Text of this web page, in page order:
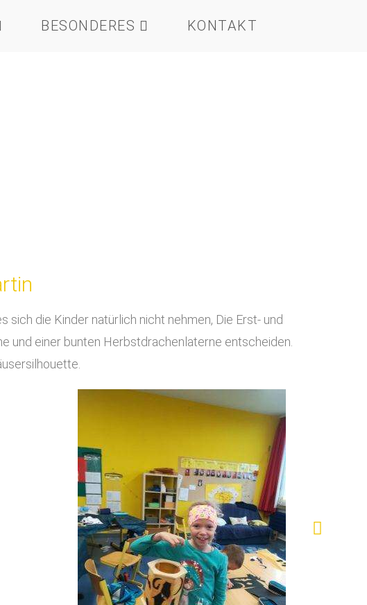
BESONDERES KONTAKT
die Kinder natürlich nicht nehmen, Die Erst- und
und einer bunten Herbstdrachenlaterne entscheiden.